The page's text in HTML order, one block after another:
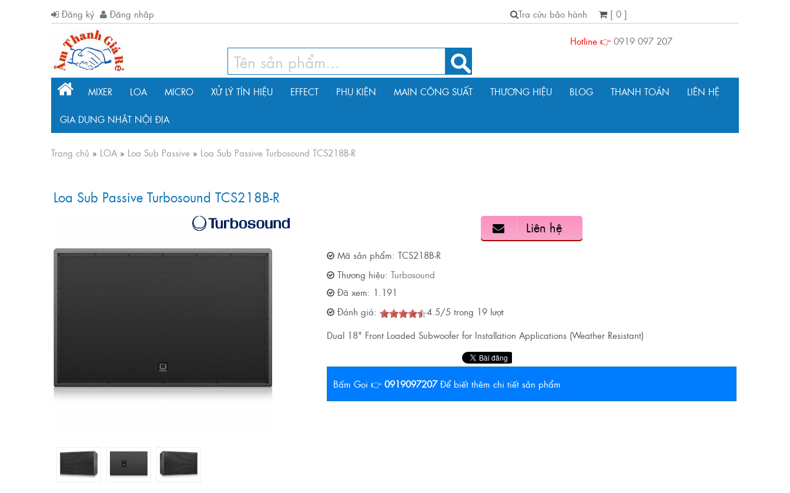
Đăng ký Đăng nhập Tra cứu bảo hành
[ 0 ]
Hotline 👉 0919 097 207
MIXER LOA MICRO XỬ LÝ TÍN HIỆU EFFECT PHỤ KIỆN MAIN CÔNG SUẤT THƯƠNG HIỆU BLOG THANH TOÁN LIÊN HỆ
GIA DỤNG NHẬT NỘI ĐỊA
Trang chủ » LOA » Loa Sub Passive » Loa Sub Passive Turbosound TCS218B-R
Loa Sub Passive Turbosound TCS218B-R
Liên hệ
Mã sản phẩm: TCS218B-R
Thương hiệu: Turbosound
Đã xem: 1.191
Đánh giá:
4.5/5 trong 19lượt
Dual 18" Front Loaded Subwoofer for Installation Applications (Weather Resistant)
Bấm Gọi 👉 0919097207 Để biết thêm chi tiết sản phẩm